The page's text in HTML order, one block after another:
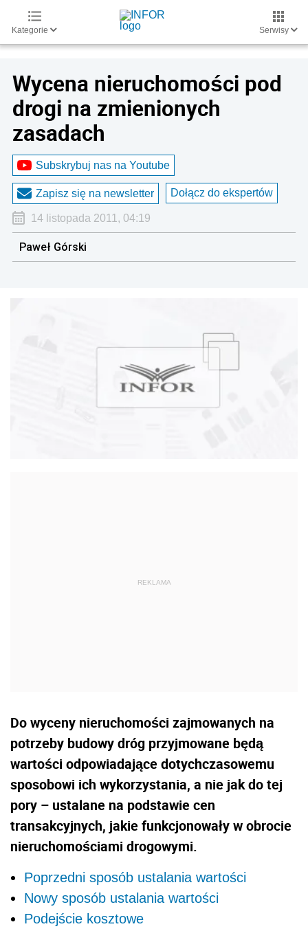
Kategorie Serwisy
Wycena nieruchomości pod
drogi na zmienionych
zasadach
Subskrybuj nas na Youtube
Zapisz się na newsletter Dołącz do ekspertów
14 listopada 2011, 04:19
Paweł Górski
Do wyceny nieruchomości zajmowanych na
potrzeby budowy dróg przyjmowane będą
wartości odpowiadające dotychczasowemu
sposobowi ich wykorzystania, a nie jak do tej
pory – ustalane na podstawie cen
transakcyjnych, jakie funkcjonowały w obrocie
nieruchomościami drogowymi.
Poprzedni sposób ustalania wartości
Nowy sposób ustalania wartości
Podejście kosztowe